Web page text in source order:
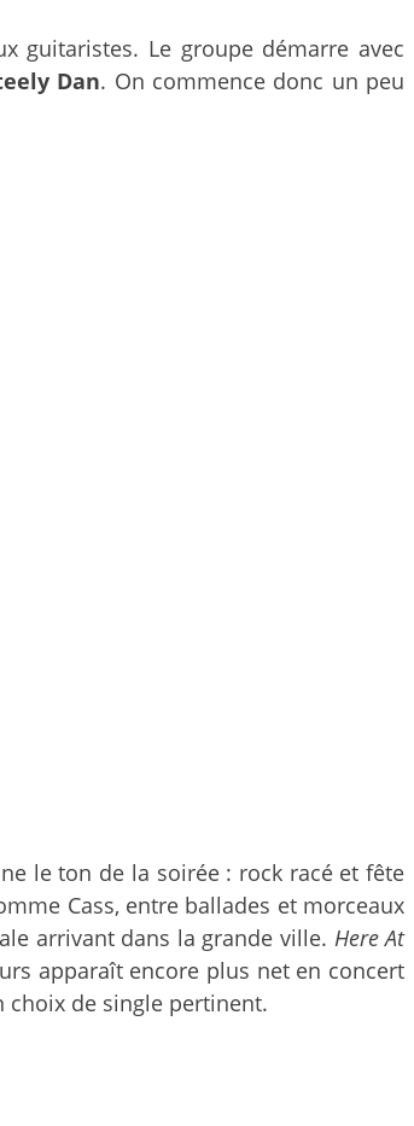
guitaristes. Le groupe démarre avec
Dan. On commence donc un peu
le ton de la soirée : rock racé et fête
Cass, entre ballades et morceaux
arrivant dans la grande ville. Here At
apparaît encore plus net en concert
de single pertinent.